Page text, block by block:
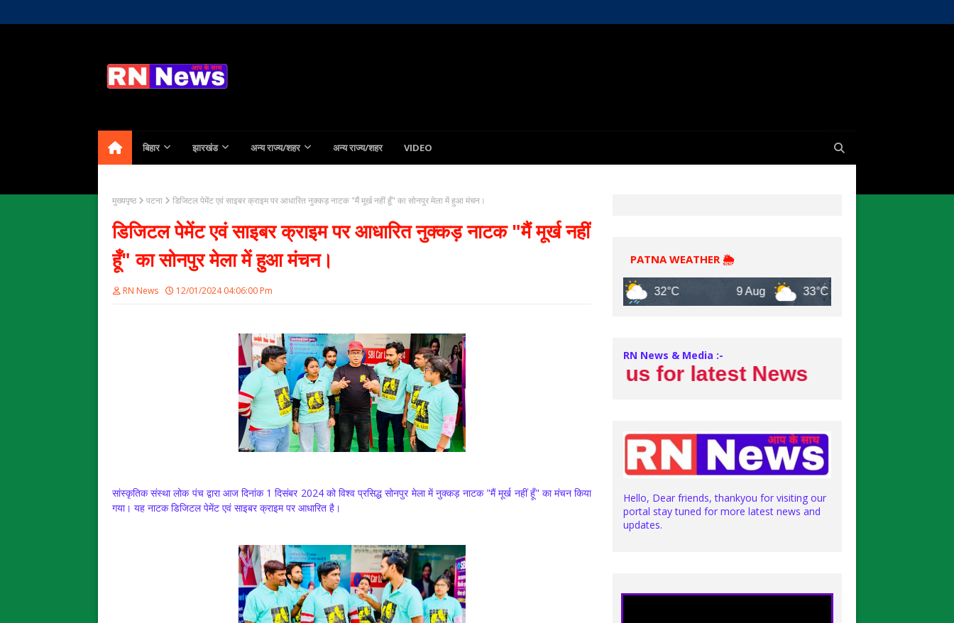
बिहार झारखंड अन्य राज्य/शहर अन्य राज्य/शहर VIDEO
मुख्यपृष्ठ पटना डिजिटल पेमेंट एवं साइबर क्राइम पर आधारित नुक्कड़ नाटक "मैं मूर्ख नहीं हूँ" का सोनपुर मेला में हुआ मंचन।
डिजिटल पेमेंट एवं साइबर क्राइम पर आधारित नुक्कड़ नाटक "मैं मूर्ख नहीं
हूँ" का सोनपुर मेला में हुआ मंचन।
RN News 12/01/2024 04:06:00 Pm
सांस्कृतिक संस्था लोक पंच द्वारा आज दिनांक 1 दिसंबर 2024 को विश्व प्रसिद्ध सोनपुर मेला में नुक्कड़ नाटक "मैं मूर्ख नहीं हूँ" का मंचन किया
गया। यह नाटक डिजिटल पेमेंट एवं साइबर क्राइम पर आधारित है।
PATNA WEATHER 🌦️
32°C 33°C
RN News & Media :-
Stay with us for latest News
Hello, Dear friends, thankyou for visiting our
portal stay tuned for more latest news and
updates.